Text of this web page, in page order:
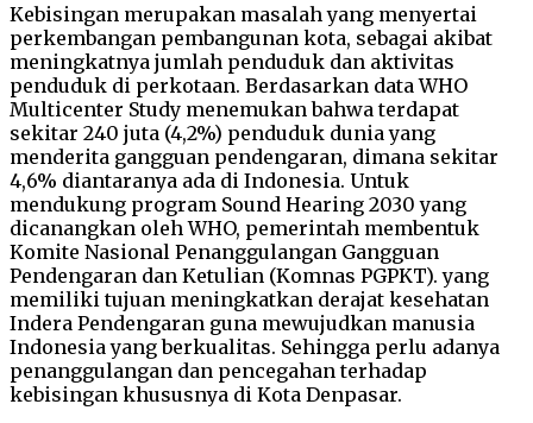
Kebisingan merupakan masalah yang menyertai
perkembangan pembangunan kota, sebagai akibat
meningkatnya jumlah penduduk dan aktivitas
penduduk di perkotaan. Berdasarkan data WHO
Multicenter Study menemukan bahwa terdapat
sekitar 240 juta (4,2%) penduduk dunia yang
menderita gangguan pendengaran, dimana sekitar
4,6% diantaranya ada di Indonesia. Untuk
mendukung program Sound Hearing 2030 yang
dicanangkan oleh WHO, pemerintah membentuk
Komite Nasional Penanggulangan Gangguan
Pendengaran dan Ketulian (Komnas PGPKT). yang
memiliki tujuan meningkatkan derajat kesehatan
Indera Pendengaran guna mewujudkan manusia
Indonesia yang berkualitas. Sehingga perlu adanya
penanggulangan dan pencegahan terhadap
kebisingan khususnya di Kota Denpasar.